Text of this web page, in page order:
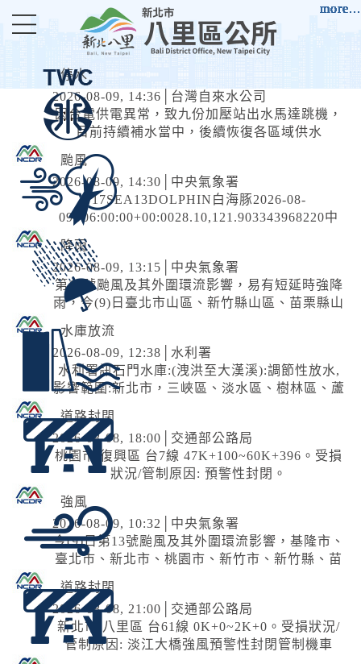
停水
2026-08-09, 14:36│台灣自來水公司
因台電供電異常，致九份加壓站出水馬達跳機，
目前持續補水當中，後續恢復各區域供水
more...
颱風
2026-08-09, 14:30│中央氣象署
17SEA13DOLPHIN白海豚2026-08-
09T06:00:00+00:0028.10,121.903343968220中
10T06:00:00+00:0029.40,118.10182599060中度
颱風 白海豚（國際...
more...
降雨
2026-08-09, 13:15│中央氣象署
第13號颱風及其外圍環流影響，易有短延時強降
雨，今(9)日臺北市山區、新竹縣山區、苗栗縣山
市、新竹縣地區及臺中市山區有局...
more...
水庫放流
2026-08-09, 12:38│水利署
水利署訊石門水庫:(洩洪至大漢溪):調節性放水,
影響範圍:新北市，三峽區、淡水區、樹林區、蘆
區、三重區、板橋區；臺北市，士林區、大同
區、萬華區、北投區；桃園市，龍潭區、大溪區
more...
道路封閉
2026-08-08, 18:00│交通部公路局
桃園市 復興區 台7線 47K+100~60K+396。受損
狀況/管制原因: 預警性封閉。
more...
強風
2026-08-09, 10:32│中央氣象署
今(9)日第13號颱風及其外圍環流影響，基隆市、
臺北市、新北市、桃園市、新竹市、新竹縣、苗
縣、臺東縣(含綠島、蘭嶼)、澎湖縣、連江...
more...
道路封閉
2026-08-08, 21:00│交通部公路局
新北市 八里區 台61線 0K+0~2K+0。受損狀況/
管制原因: 淡江大橋強風預警性封閉管制機車
more...
more...
more...
more...
more...
more...
more...